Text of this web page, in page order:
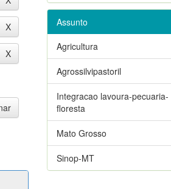
Assunto
Agricultura
Agrossilvipastoril
Integracao lavoura-pecuaria-
floresta
Mato Grosso
Sinop-MT